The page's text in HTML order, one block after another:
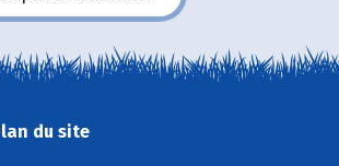
du site